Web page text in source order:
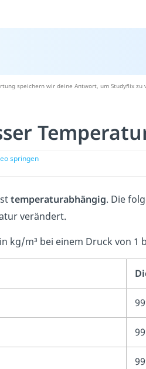
speichern wir deine Antwort, um Studyflix
springen
temperaturabhängig. Die
verändert.
kg/m³ bei einem Druck von 1